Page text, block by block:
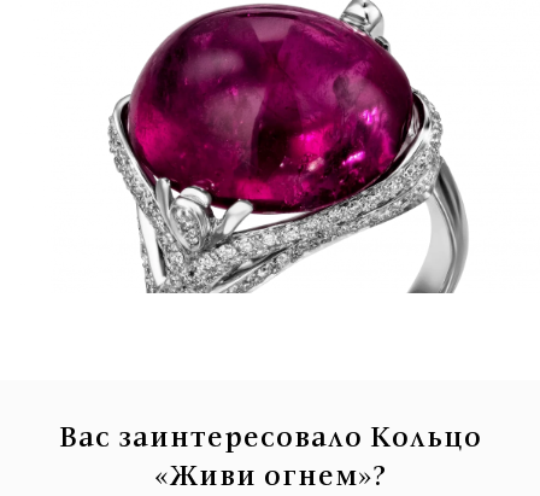
Вас заинтересовало Кольцо
«Живи огнем»?